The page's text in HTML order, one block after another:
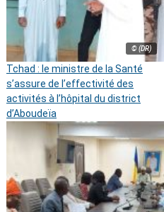
© (DR)
Tchad : le ministre de la Santé
s’assure de l’effectivité des
activités à l’hôpital du district
d’Aboudeïa